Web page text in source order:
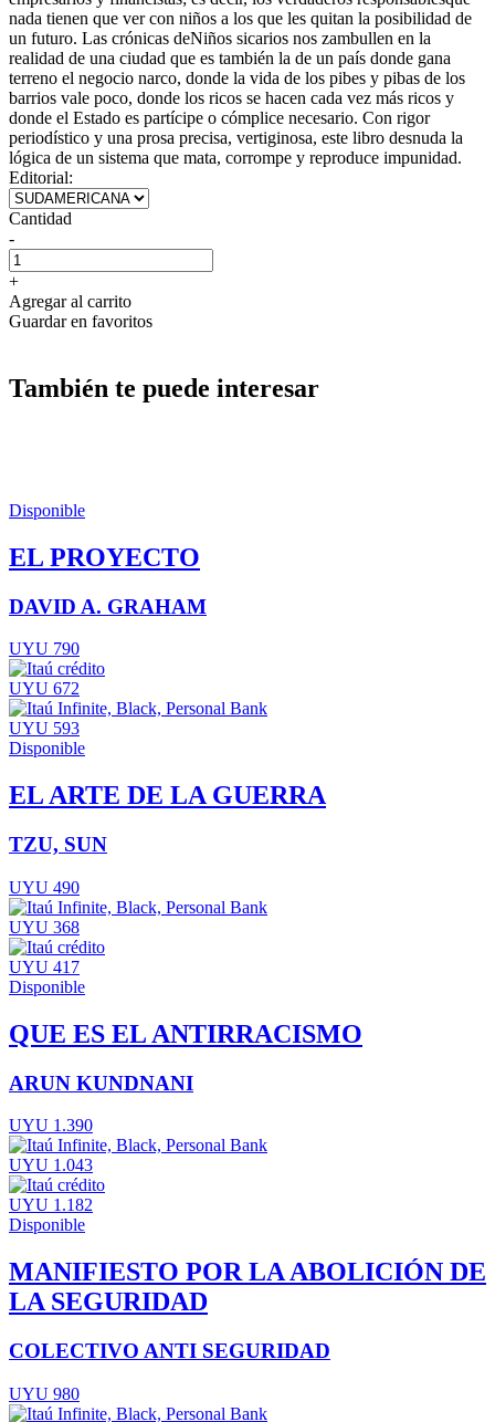
nada tienen que ver con niños a los que les quitan la posibilidad de
un futuro. Las crónicas deNiños sicarios nos zambullen en la
realidad de una ciudad que es también la de un país donde gana
terreno el negocio narco, donde la vida de los pibes y pibas de los
barrios vale poco, donde los ricos se hacen cada vez más ricos y
donde el Estado es partícipe o cómplice necesario. Con rigor
periodístico y una prosa precisa, vertiginosa, este libro desnuda la
lógica de un sistema que mata, corrompe y reproduce impunidad.
Editorial:
Cantidad
-
+
Agregar al carrito
Guardar en favoritos
También te puede interesar
Disponible
EL PROYECTO
DAVID A. GRAHAM
UYU 790
UYU 672
UYU 593
Disponible
EL ARTE DE LA GUERRA
TZU, SUN
UYU 490
UYU 368
UYU 417
Disponible
QUE ES EL ANTIRRACISMO
ARUN KUNDNANI
UYU 1.390
UYU 1.043
UYU 1.182
Disponible
MANIFIESTO POR LA ABOLICIÓN DE
LA SEGURIDAD
COLECTIVO ANTI SEGURIDAD
UYU 980